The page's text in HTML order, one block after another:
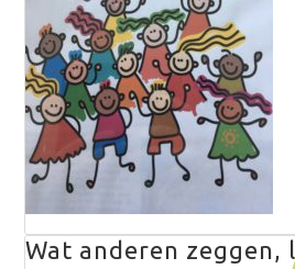
Wat anderen zeggen,